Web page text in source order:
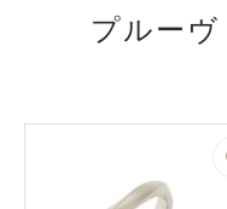
プルーヴ